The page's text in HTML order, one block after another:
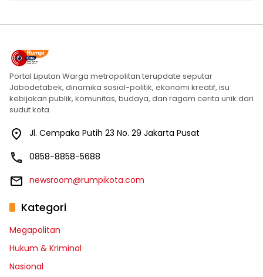
Portal Liputan Warga metropolitan terupdate seputar
Jabodetabek, dinamika sosial-politik, ekonomi kreatif, isu
kebijakan publik, komunitas, budaya, dan ragam cerita unik dari
sudut kota.
Jl. Cempaka Putih 23 No. 29 Jakarta Pusat
0858-8858-5688
newsroom@rumpikota.com
Kategori
Megapolitan
Hukum & Kriminal
Nasional